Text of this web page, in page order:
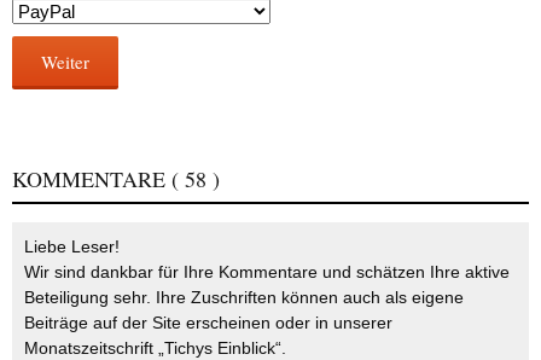
Weiter
KOMMENTARE ( 58 )
Liebe Leser!
Wir sind dankbar für Ihre Kommentare und schätzen Ihre aktive
Beteiligung sehr. Ihre Zuschriften können auch als eigene
Beiträge auf der Site erscheinen oder in unserer
Monatszeitschrift „Tichys Einblick“.